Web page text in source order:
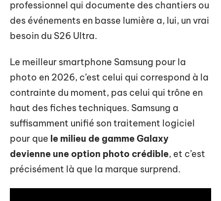
professionnel qui documente des chantiers ou
des événements en basse lumière a, lui, un vrai
besoin du S26 Ultra.
Le meilleur smartphone Samsung pour la
photo en 2026, c’est celui qui correspond à la
contrainte du moment, pas celui qui trône en
haut des fiches techniques. Samsung a
suffisamment unifié son traitement logiciel
pour que le milieu de gamme Galaxy
devienne une option photo crédible, et c’est
précisément là que la marque surprend.